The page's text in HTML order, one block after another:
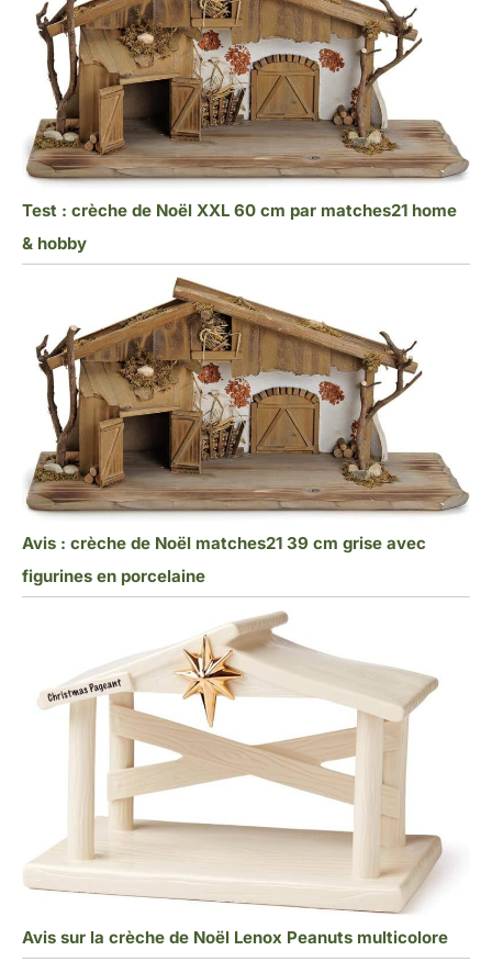
Test : crèche de Noël XXL 60 cm par matches21 home
& hobby
Avis : crèche de Noël matches21 39 cm grise avec
figurines en porcelaine
Avis sur la crèche de Noël Lenox Peanuts multicolore